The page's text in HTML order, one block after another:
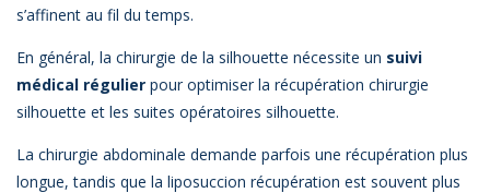
s’affinent au fil du temps.
En général, la chirurgie de la silhouette nécessite un suivi
médical régulier pour optimiser la récupération chirurgie
silhouette et les suites opératoires silhouette.
La chirurgie abdominale demande parfois une récupération plus
longue, tandis que la liposuccion récupération est souvent plus